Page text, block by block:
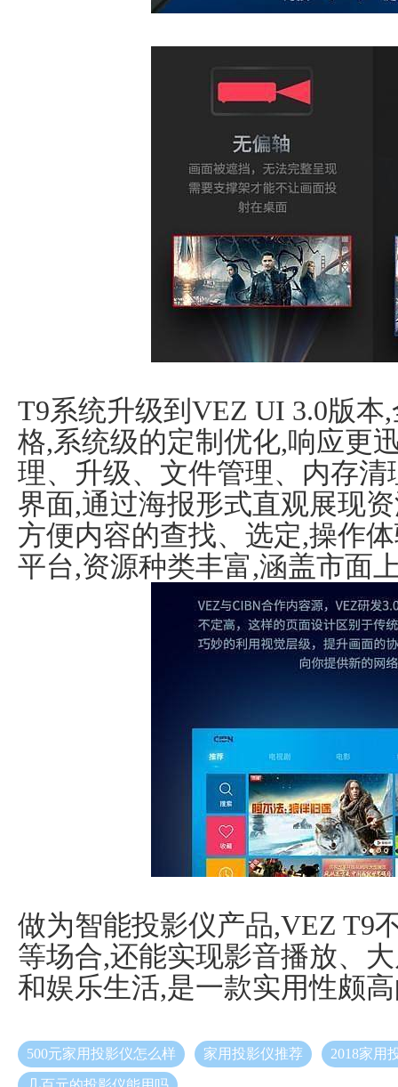
T9系统升级到VEZ UI 3.0版
格,系统级的定制优化,响应更
理、升级、文件管理、内存
界面,通过海报形式直观展现
方便内容的查找、选定,操作
平台,资源种类丰富,涵盖市面
做为智能投影仪产品,VEZ T9
等场合,还能实现影音播放、
和娱乐生活,是一款实用性颇
500元家用投影仪怎么样 家用投影仪推荐 2018家用